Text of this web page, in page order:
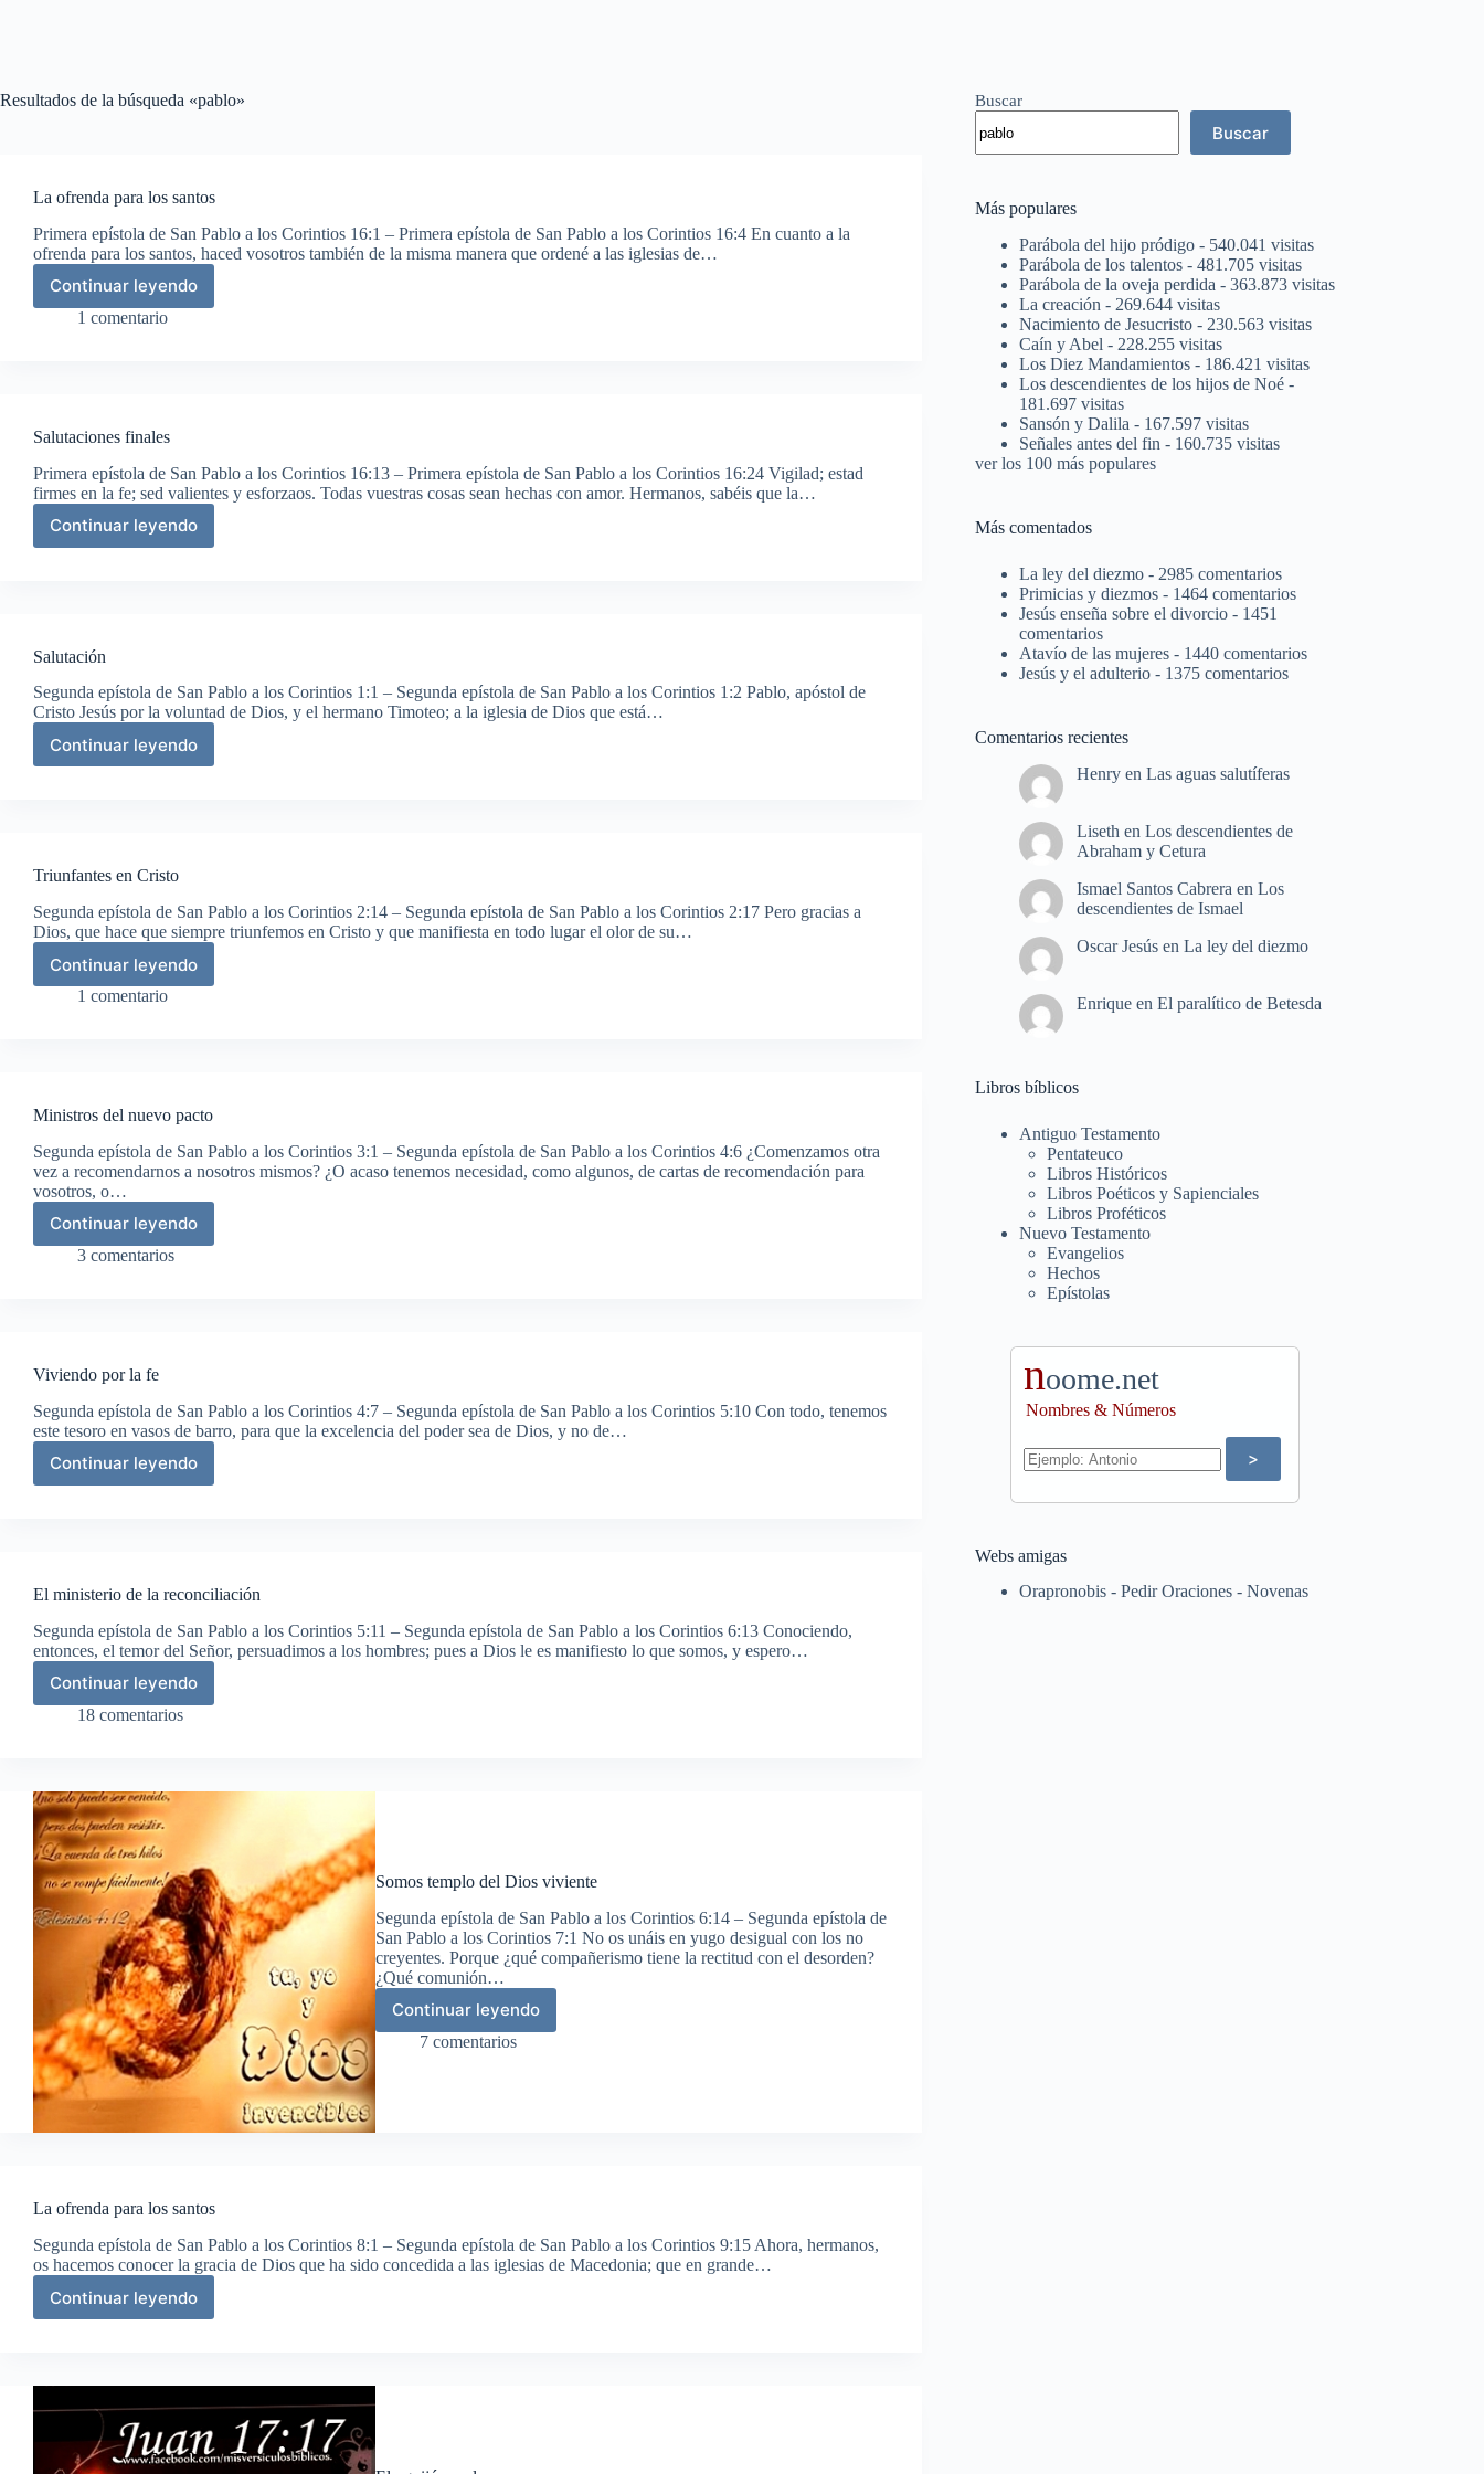
Resultados de la búsqueda «pablo»
La ofrenda para los santos
Primera epístola de San Pablo a los Corintios 16:1 – Primera epístola de San Pablo a los Corintios 16:4 En cuanto a la
ofrenda para los santos, haced vosotros también de la misma manera que ordené a las iglesias de…
Continuar leyendo
La
ofrenda
1 comentario
Salutaciones finales
Primera epístola de San Pablo a los Corintios 16:13 – Primera epístola de San Pablo a los Corintios 16:24 Vigilad; estad
firmes en la fe; sed valientes y esforzaos. Todas vuestras cosas sean hechas con amor. Hermanos, sabéis que la…
Continuar leyendo
Salutaciones
finales
Salutación
Segunda epístola de San Pablo a los Corintios 1:1 – Segunda epístola de San Pablo a los Corintios 1:2 Pablo, apóstol de
Cristo Jesús por la voluntad de Dios, y el hermano Timoteo; a la iglesia de Dios que está…
Continuar leyendo
Salutación
Triunfantes en Cristo
Segunda epístola de San Pablo a los Corintios 2:14 – Segunda epístola de San Pablo a los Corintios 2:17 Pero gracias a
Dios, que hace que siempre triunfemos en Cristo y que manifiesta en todo lugar el olor de su…
Continuar leyendo
Triunfantes
en
1 comentario
Ministros del nuevo pacto
Segunda epístola de San Pablo a los Corintios 3:1 – Segunda epístola de San Pablo a los Corintios 4:6 ¿Comenzamos otra
vez a recomendarnos a nosotros mismos? ¿O acaso tenemos necesidad, como algunos, de cartas de recomendación para
vosotros, o…
Continuar leyendo
Ministros
del
3 comentarios
Viviendo por la fe
Segunda epístola de San Pablo a los Corintios 4:7 – Segunda epístola de San Pablo a los Corintios 5:10 Con todo, tenemos
este tesoro en vasos de barro, para que la excelencia del poder sea de Dios, y no de…
Continuar leyendo
Viviendo
El ministerio de la reconciliación
Segunda epístola de San Pablo a los Corintios 5:11 – Segunda epístola de San Pablo a los Corintios 6:13 Conociendo,
entonces, el temor del Señor, persuadimos a los hombres; pues a Dios le es manifiesto lo que somos, y espero…
Continuar leyendo
El
ministerio
18 comentarios
Somos templo del Dios viviente
Segunda epístola de San Pablo a los Corintios 6:14 – Segunda epístola de
San Pablo a los Corintios 7:1 No os unáis en yugo desigual con los no
creyentes. Porque ¿qué compañerismo tiene la rectitud con el desorden?
¿Qué comunión…
Continuar leyendo
Somos
templo
7 comentarios
La ofrenda para los santos
Segunda epístola de San Pablo a los Corintios 8:1 – Segunda epístola de San Pablo a los Corintios 9:15 Ahora, hermanos,
os hacemos conocer la gracia de Dios que ha sido concedida a las iglesias de Macedonia; que en grande…
Continuar leyendo
La
santos
Buscar
Buscar
Más populares
Parábola del hijo pródigo - 540.041 visitas
Parábola de los talentos - 481.705 visitas
Parábola de la oveja perdida - 363.873 visitas
La creación - 269.644 visitas
Nacimiento de Jesucristo - 230.563 visitas
Caín y Abel - 228.255 visitas
Los Diez Mandamientos - 186.421 visitas
Los descendientes de los hijos de Noé -
181.697 visitas
Sansón y Dalila - 167.597 visitas
Señales antes del fin - 160.735 visitas
ver los 100 más populares
Más comentados
La ley del diezmo - 2985 comentarios
Primicias y diezmos - 1464 comentarios
Jesús enseña sobre el divorcio - 1451
comentarios
Atavío de las mujeres - 1440 comentarios
Jesús y el adulterio - 1375 comentarios
Comentarios recientes
Henry enLas aguas salutíferas
Liseth enLos descendientes de
Abraham y Cetura
Ismael Santos Cabrera enLos
descendientes de Ismael
Oscar Jesús enLa ley del diezmo
Enrique enEl paralítico de Betesda
Libros bíblicos
Antiguo Testamento
Pentateuco
Libros Históricos
Libros Poéticos y Sapienciales
Libros Proféticos
Nuevo Testamento
Evangelios
Hechos
Epístolas
noome.net
Nombres & Números
Webs amigas
Orapronobis - Pedir Oraciones - Novenas